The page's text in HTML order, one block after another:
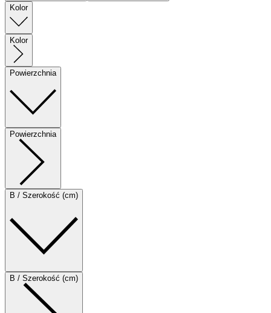
Kolor
Kolor
Powierzchnia
Powierzchnia
B / Szerokość (cm)
B / Szerokość (cm)